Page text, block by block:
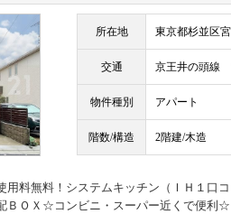
所在地 東京都杉並区
交通 京王井の頭線
物件種別 アパート
階数/構造 2階建/木造
用料無料！システムキッチン（ＩＨ１
ＢＯＸ☆コンビニ・スーパー近くで便利☆